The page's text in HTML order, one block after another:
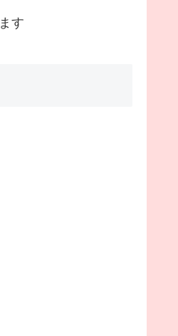
す